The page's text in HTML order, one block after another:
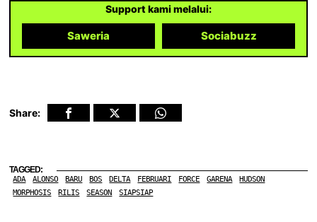
Support kami melalui:
Saweria Sociabuzz
Share:
TAGGED:
ADA ALONSO BARU BOS DELTA FEBRUARI FORCE GARENA
HUDSON
MORPHOSIS
RILIS SEASON SIAPSIAP